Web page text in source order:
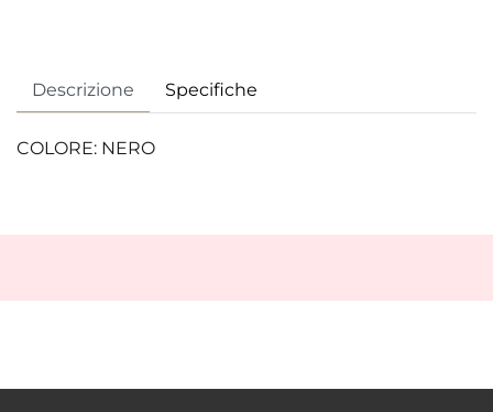
Descrizione Specifiche
COLORE: NERO